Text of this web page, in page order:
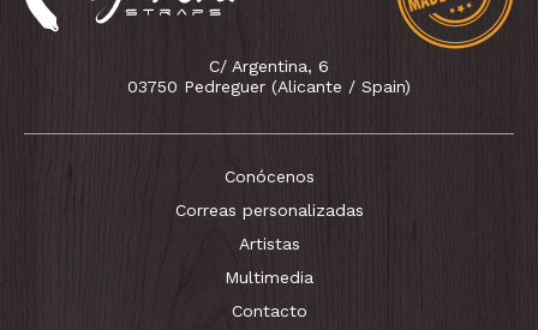
C/ Argentina, 6
03750 Pedreguer (Alicante / Spain)
Conócenos
Correas personalizadas
Artistas
Multimedia
Contacto